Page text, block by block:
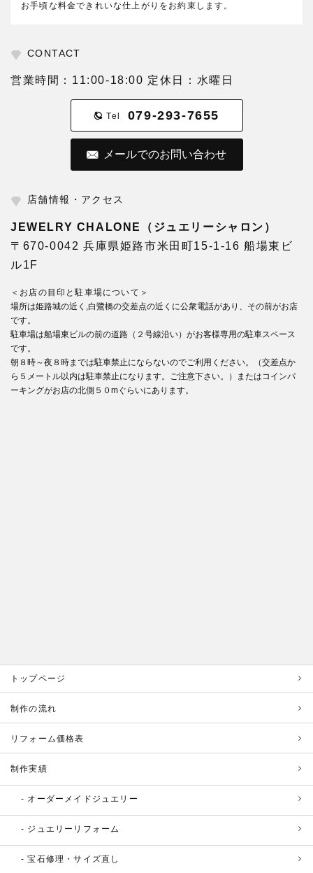
お手頃な料金できれいな仕上がりをお約束します。
CONTACT
営業時間：11:00-18:00 定休日：水曜日
Tel 079-293-7655
メールでのお問い合わせ
店舗情報・アクセス
JEWELRY CHALONE（ジュエリーシャロン）
〒670-0042 兵庫県姫路市米田町15-1-16 船場東ビ
ル1F
＜お店の目印と駐車場について＞
場所は姫路城の近く,白鷺橋の交差点の近くに公衆電話があり、その前がお店
です。
駐車場は船場東ビルの前の道路（２号線沿い）がお客様専用の駐車スペース
です。
朝８時～夜８時までは駐車禁止にならないのでご利用ください。（交差点か
ら５メートル以内は駐車禁止になります。ご注意下さい。）またはコインパ
ーキングがお店の北側５０mぐらいにあります。
トップページ
制作の流れ
リフォーム価格表
制作実績
オーダーメイドジュエリー
ジュエリーリフォーム
宝石修理・サイズ直し